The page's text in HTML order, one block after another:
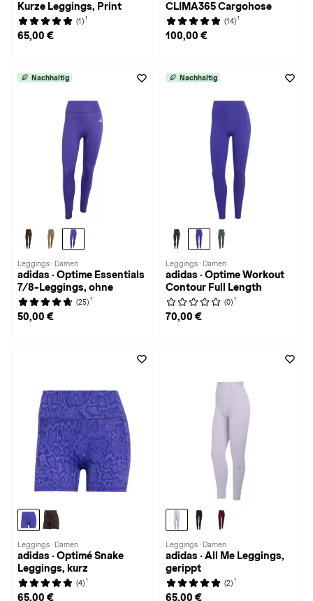
Kurze Leggings, Print
(1) 1
65,00 €
CLIMA365 Cargohose
(14) 1
100,00 €
Nachhaltig
Leggings · Damen
adidas · Optime Essentials
7/8-Leggings, ohne
(25) 1
50,00 €
Nachhaltig
Leggings · Damen
adidas · Optime Workout
Contour Full Length
(0) 1
70,00 €
Leggings · Damen
adidas · Optimé Snake
Leggings, kurz
(4) 1
65,00 €
Leggings · Damen
adidas · All Me Leggings,
gerippt
(2) 1
65,00 €